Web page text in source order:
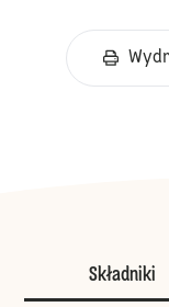
Składniki